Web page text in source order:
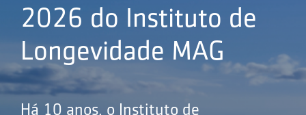
2026 do Instituto de
Longevidade MAG
Há 10 anos, o Instituto de